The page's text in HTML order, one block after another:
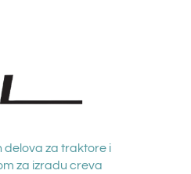
delova za traktore i
za izradu creva